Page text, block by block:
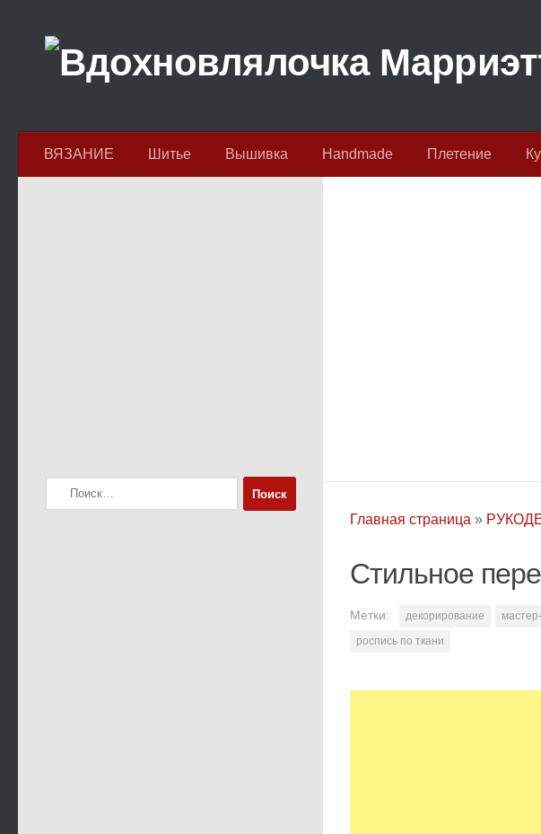
ВЯЗАНИЕ Шитье Вышивка Handmade Плетение
Главная страница »
Стильное
Метки: декорирование
роспись по ткани
Найти: